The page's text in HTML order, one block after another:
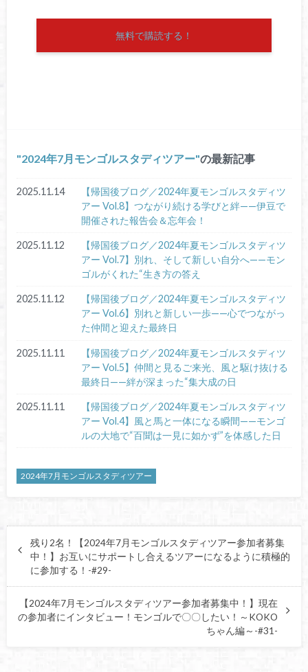
無料で購読する！
2024年7月モンゴルスタディツアー の最新記事
2025.11.14
【帰国後ブログ／2024年夏モンゴルスタディツ
アー Vol.8】つながり続ける学びと絆——伊豆で
開催された報告会＆忘年会！
2025.11.12
【帰国後ブログ／2024年夏モンゴルスタディツ
アー Vol.7】別れ、そして新しい自分へ——モン
ゴルがくれた“生き方の答え
2025.11.12
【帰国後ブログ／2024年夏モンゴルスタディツ
アー Vol.6】別れと新しい一歩——心でつながっ
た仲間と迎えた最終日
2025.11.11
【帰国後ブログ／2024年夏モンゴルスタディツ
アー Vol.5】仲間と見るご来光、風と駆け抜ける
最終日——絆が深まった“集大成の日
2025.11.11
【帰国後ブログ／2024年夏モンゴルスタディツ
アー Vol.4】風と馬と一体になる瞬間——モンゴ
ルの大地で“百聞は一見に如かず”を体感した日
2024年7月モンゴルスタディツアー
残り2名！【2024年7月モンゴルスタディツアー参加者募集
中！】お互いにサポートし合えるツアーになるように積極的
に参加する！-#29-
【2024年7月モンゴルスタディツアー参加者募集中！】現在
の参加者にインタビュー！モンゴルで〇〇したい！～KOKO
ちゃん編～-#31-